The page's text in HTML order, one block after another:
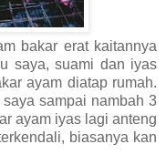
bakar erat kaitannya
saya, suami dan iyas
ayam diatap rumah.
sampai nambah 3
ayam iyas lagi anteng
biasanya kan